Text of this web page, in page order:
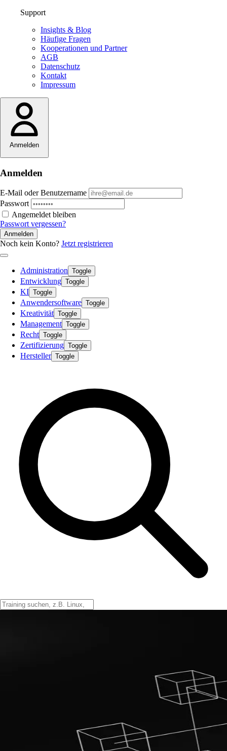
Support
Insights & Blog
Häufige Fragen
Kooperationen und Partner
AGB
Datenschutz
Kontakt
Impressum
Anmelden
Anmelden
E-Mail oder Benutzername
Passwort
Angemeldet bleiben
Passwort vergessen?
Anmelden
Noch kein Konto? Jetzt registrieren
Administration Toggle
Entwicklung Toggle
KI Toggle
Anwendersoftware Toggle
Kreativität Toggle
Management Toggle
Recht Toggle
Zertifizierung Toggle
Hersteller Toggle